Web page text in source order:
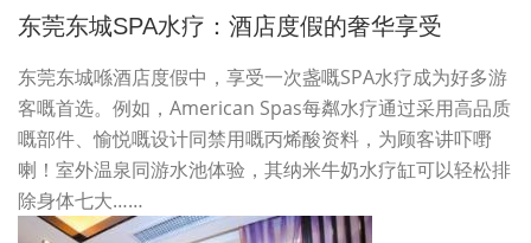
东莞东城SPA水疗：酒店度假的奢华享受
东莞东城喺酒店度假中，享受一次盏嘅SPA水疗成为好多游
客嘅首选。例如，American Spas每粼水疗通过采用高品质
嘅部件、愉悦嘅设计同禁用嘅丙烯酸资料，为顾客讲吓嘢
喇！室外温泉同游水池体验，其纳米牛奶水疗缸可以轻松排
除身体七大……